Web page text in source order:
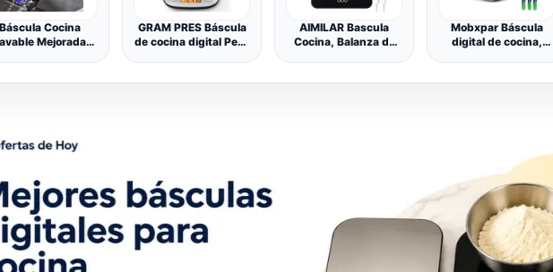
Báscula Cocina
Mejorada
Recargable
para Hornear y
con Pérdida
GRAM PRES Báscula
de cocina digital Peso
de cocina digital
AIMILAR Bascula
Cocina, Balanza de
10kg con Pantalla
Mobxpar Báscula
digital de cocina,
inoxidable, precisión